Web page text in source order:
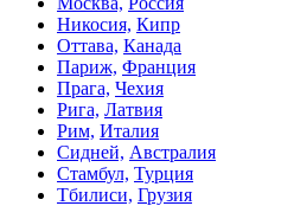
Никосия, Кипр
Оттава, Канада
Париж, Франция
Прага, Чехия
Рига, Латвия
Рим, Италия
Сидней, Австралия
Стамбул, Турция
Тбилиси, Грузия